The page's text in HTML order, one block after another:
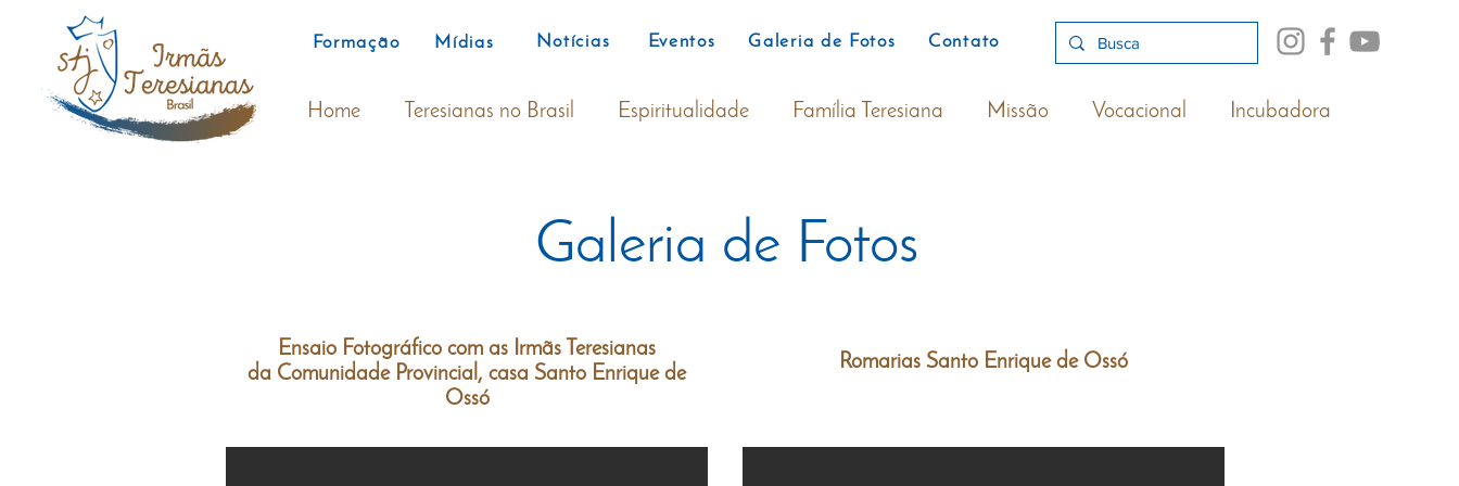
Formação Mídias Notícias Eventos Contato
Home Teresianas no Brasil Espiritualidade Família Teresiana Missão Vocacional Incubadora
Galeria de Fotos
Galeria de Fotos
Ensaio Fotográfico com as Irmãs Teresianas
da Comunidade Provincial, casa Santo Enrique de
Ossó
Romarias Santo Enrique de Ossó